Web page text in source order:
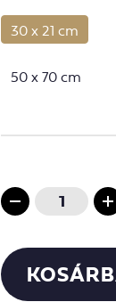
30 x 21 cm
50 x 70 cm